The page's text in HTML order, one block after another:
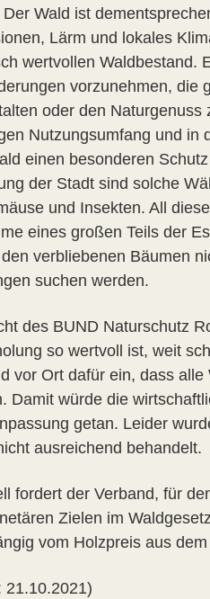
Wald ist
Lärm und lokales
wertvollen Waldbestand.
vorzunehmen, die
oder den
Nutzungsumfang und in
einen besonderen
der Stadt sind solche
und Insekten. All
eines großen Teils der
verbliebenen Bäumen
suchen werden.
des BUND Naturschutz
so wertvoll ist, weit
vor Ort dafür ein, dass
Damit würde die
getan. Leider
ausreichend behandelt.
fordert der Verband, für
Zielen im
vom Holzpreis aus
21.10.2021)